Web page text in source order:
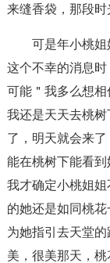
来缝香袋，那段时
可是年小桃
这个不幸的消息
可能＂我多么想相
我还是天天去桃
了，明天就会来
能在桃树下能看到
我才确定小桃姐
的她还是如同桃
为她指引去天堂
美，很美那天，桃